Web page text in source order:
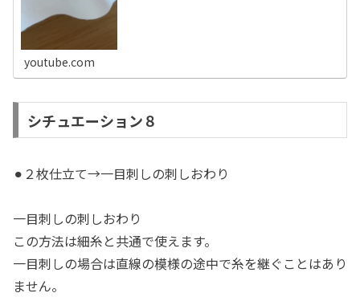
youtube.com
シチュエーション８
⚫︎２枚仕立て→一目刺しの刺しおわり
一目刺しの刺しおわり
この方法は細糸と共通で使えます。
一目刺しの場合は直線の模様の途中で糸を継ぐことはあり
ません。